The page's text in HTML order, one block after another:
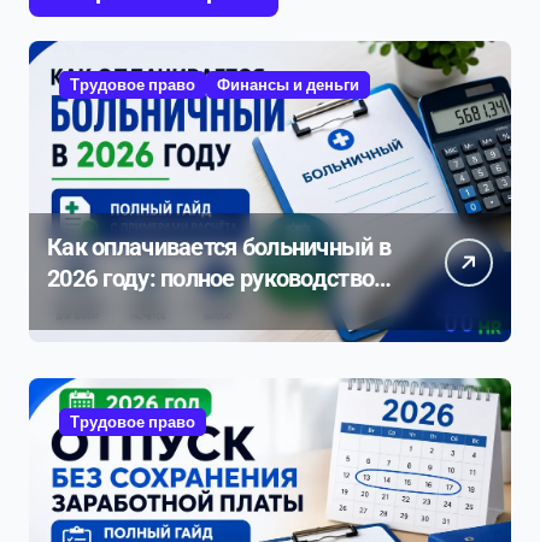
Трудовое право Финансы и деньги
Как оплачивается больничный в
2026 году: полное руководство с
Трудовое право